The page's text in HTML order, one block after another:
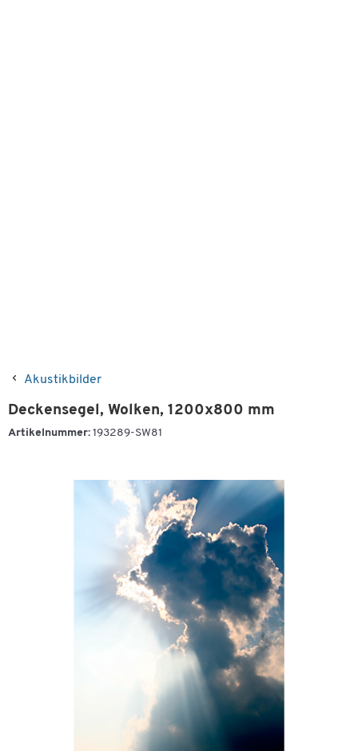
Akustikbilder
Deckensegel, Wolken, 1200x800 mm
Artikelnummer: 193289-SW81